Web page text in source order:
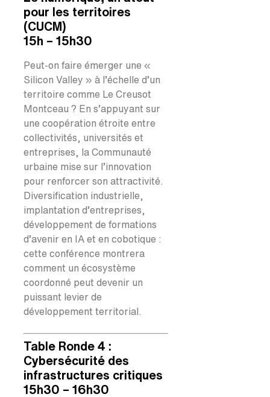
pour les territoires
(CUCM)
15h – 15h30
Peut-on faire émerger une «
Silicon Valley » à l’échelle d’un
territoire comme Le Creusot
Montceau ? En s’appuyant sur
une coopération étroite entre
collectivités, universités et
entreprises, la Communauté
urbaine mise sur l’innovation
pour renforcer son attractivité.
Diversification industrielle,
implantation d’entreprises,
développement de formations
d’avenir en IA et en cobotique :
cette conférence montrera
comment un écosystème
coordonné peut devenir un
puissant levier de
développement territorial.
Table Ronde 4 :
Cybersécurité des
infrastructures critiques
15h30 – 16h30